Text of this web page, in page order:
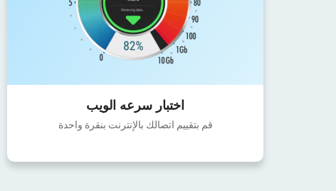
اختبار سرعه الويب
قم بتقييم اتصالك بالإنترنت بنقرة واحدة